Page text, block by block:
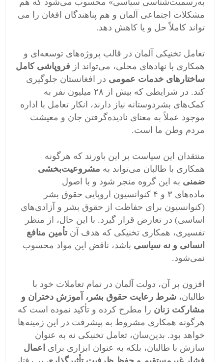
به‌رسمیت‌شناسی سیاسی» محسوب می‌شود که هم
مشکلات اجتماعی آلمان و هم پناهندگان افغان را می
تواند کاملاً حل و یا کاهش ‌دهد.
تعامل تخنیکی آلمان در قالب پروژه‌های توسعه‌ای و
همکاری با نهادهای محلی، می‌تواند از فروپاشی کامل
ساختارهای خدمات عمومی در افغانستان جلوگیری
کند. در شرایطی که بیش از ۲۸ میلیون نفر به
کمک‌های بشردوستانه نیاز دارند، انکار تعامل با اداره
موجود عملاً به معنای نادیده‌گرفتن جان و معیشت
مردم وطن ما است.
منتقدان این سیاست بر این باورند که هرگونه
همکاری با طالبان می‌تواند به مشروعیت‌بخشی
ضمنی به این گروه منجر شود و با اصول
ماده‌های ۳ و ۴ کنوانسیون اروپایی حقوق بشر
(کنوانسیون برای حفاظت از حقوق بشر و آزادی‌های
اساسی) در تعارض قرار گیرد. با این حال، از منظر
تفسیری، همکاری تخنیکی که هدف آن تأمین منافع
انسانی و نه سیاسی باشد، ناقض این مواد محسوب
نمی‌شود.
افزون بر آن، دولت آلمان در تمام تعاملات خود با
طالبان، شرط رعایت حقوق بشر، آموزش دختران و
مشارکت زنان را مطرح کرده و تأکید نموده است که
هرگونه همکاری مشروط به پیشرفت در این زمینه‌ها
خواهد بود. بدین‌سان، تعامل تخنیکی نه به عنوان
سازش با طالبان، بلکه به عنوان ابزاری برای اعمال